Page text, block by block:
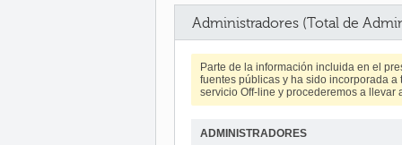
Administradores (Total de
Parte de la información incluida en el
fuentes públicas y ha sido incorporada
servicio Off-line y procederemos a llevar
ADMINISTRADORES